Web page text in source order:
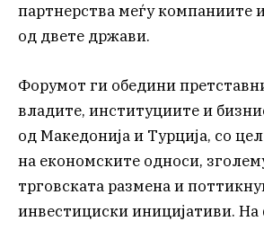
партнерства меѓу компаниите
од двете држави.
Форумот ги обедини
владите, институциите и
од Македонија и Турција, со
на економските односи,
трговската размена и
инвестициски иницијативи.